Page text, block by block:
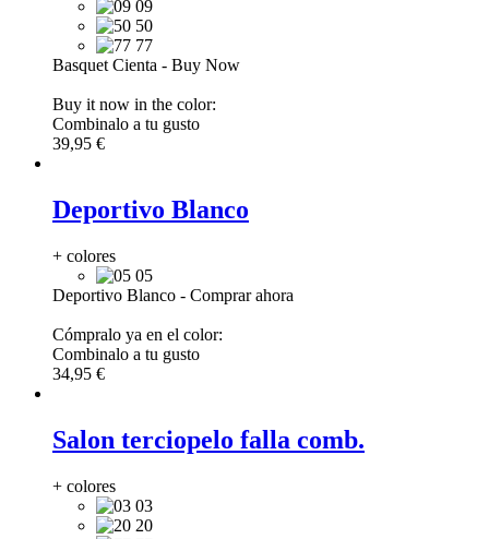
09
50
77
Basquet Cienta - Buy Now
Buy it now in the color:
Combinalo a tu gusto
39,95 €
Deportivo Blanco
+ colores
05
Deportivo Blanco - Comprar ahora
Cómpralo ya en el color:
Combinalo a tu gusto
34,95 €
Salon terciopelo falla comb.
+ colores
03
20